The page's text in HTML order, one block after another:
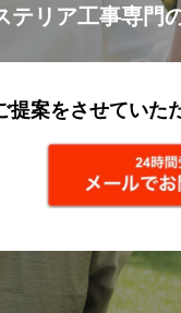
テリア工事専
案をさせていた